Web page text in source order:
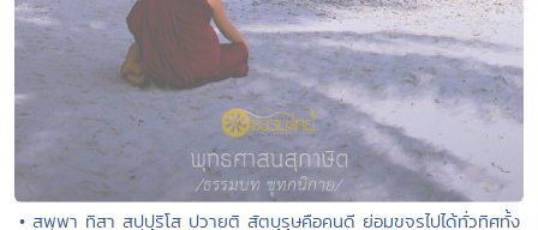
• สพฺพา ทิสา สปฺปุริโส ปวายติ สัตบุรุษคือคนดี ย่อมขจรไปได้ทั่วทิศทั้ง